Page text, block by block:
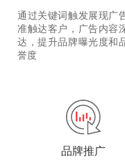
通过关键词触发展现广
准触达客户，广告内容
达，提升品牌曝光度和
誉度
品牌推广